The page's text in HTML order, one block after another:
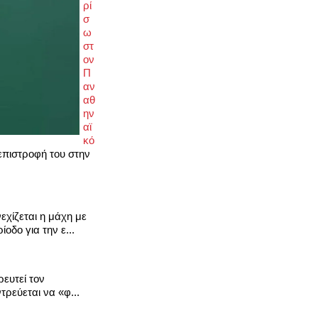
ρί
σ
ω
στ
ον
Π
αν
αθ
ην
αϊ
κό
του στην
η μάχη με
για την ε...
τον
να «φ...